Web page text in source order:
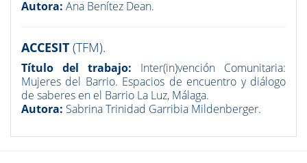
Autora: Ana Benítez Dean.
ACCESIT (TFM).
Título del trabajo: Inter(in)vención Comunitaria:
Mujeres del Barrio. Espacios de encuentro y diálogo
de saberes en el Barrio La Luz, Málaga.
Autora: Sabrina Trinidad Garribia Mildenberger.